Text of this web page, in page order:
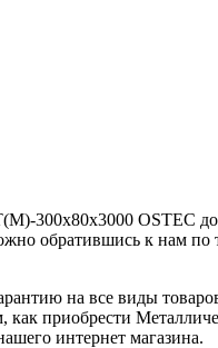
OSTEC
обратившись к нам
на все виды
как приобрести
интернет магазина.